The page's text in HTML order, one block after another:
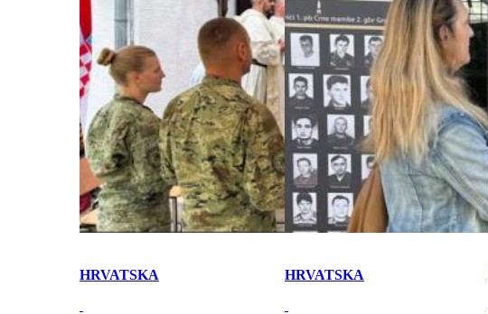
HRVATSKA HRVATSKA